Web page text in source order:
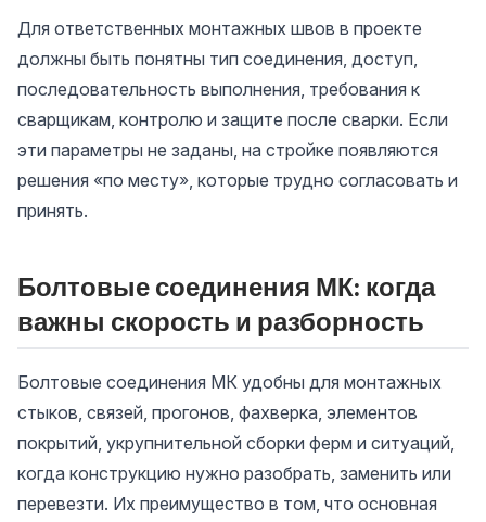
Для ответственных монтажных швов в проекте
должны быть понятны тип соединения, доступ,
последовательность выполнения, требования к
сварщикам, контролю и защите после сварки. Если
эти параметры не заданы, на стройке появляются
решения «по месту», которые трудно согласовать и
принять.
Болтовые соединения МК: когда
важны скорость и разборность
Болтовые соединения МК удобны для монтажных
стыков, связей, прогонов, фахверка, элементов
покрытий, укрупнительной сборки ферм и ситуаций,
когда конструкцию нужно разобрать, заменить или
перевезти. Их преимущество в том, что основная